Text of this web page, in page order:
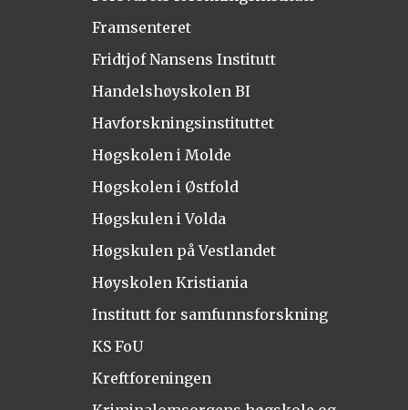
Framsenteret
Fridtjof Nansens Institutt
Handelshøyskolen BI
Havforskningsinstituttet
Høgskolen i Molde
Høgskolen i Østfold
Høgskulen i Volda
Høgskulen på Vestlandet
Høyskolen Kristiania
Institutt for samfunnsforskning
KS FoU
Kreftforeningen